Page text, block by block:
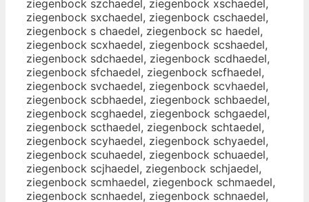
ziegenbock szchaedel, ziegenbock xschaedel,
ziegenbock sxchaedel, ziegenbock cschaedel,
ziegenbock s chaedel, ziegenbock sc haedel,
ziegenbock scxhaedel, ziegenbock scshaedel,
ziegenbock sdchaedel, ziegenbock scdhaedel,
ziegenbock sfchaedel, ziegenbock scfhaedel,
ziegenbock svchaedel, ziegenbock scvhaedel,
ziegenbock scbhaedel, ziegenbock schbaedel,
ziegenbock scghaedel, ziegenbock schgaedel,
ziegenbock scthaedel, ziegenbock schtaedel,
ziegenbock scyhaedel, ziegenbock schyaedel,
ziegenbock scuhaedel, ziegenbock schuaedel,
ziegenbock scjhaedel, ziegenbock schjaedel,
ziegenbock scmhaedel, ziegenbock schmaedel,
ziegenbock scnhaedel, ziegenbock schnaedel,